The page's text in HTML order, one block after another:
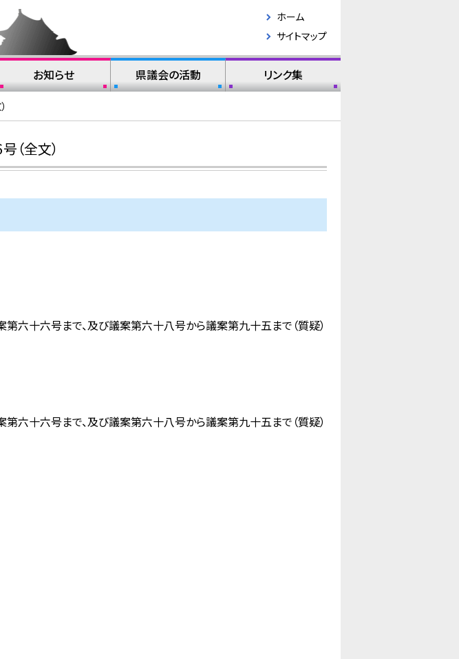
ホーム
サイトマップ
お知らせ 県議会の活動 リンク集
全文）
十六号まで、及び議案第六十八号から議案第九十五まで（質疑）
六号まで、及び議案第六十八号から議案第九十五まで（質疑）